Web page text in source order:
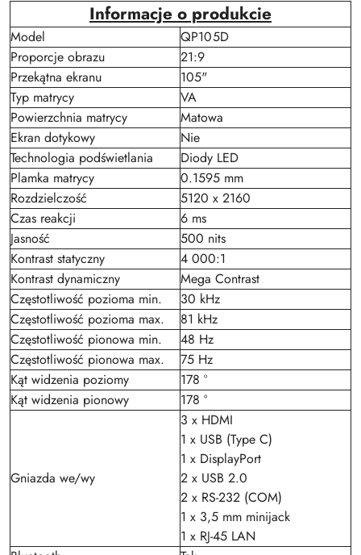
Informacje o produkcie
Model
QP105D
Proporcje obrazu
21:9
Przekątna ekranu
105"
Typ matrycy
VA
Powierzchnia matrycy
Matowa
Ekran dotykowy
Nie
Technologia podświetlania
Diody LED
Plamka matrycy
0.1595 mm
Rozdzielczość
5120 x 2160
Czas reakcji
6 ms
Jasność
500 nits
Kontrast statyczny
4 000:1
Kontrast dynamiczny
Mega Contrast
Częstotliwość pozioma min.
30 kHz
Częstotliwość pozioma max.
81 kHz
Częstotliwość pionowa min.
48 Hz
Częstotliwość pionowa max.
75 Hz
Kąt widzenia poziomy
178 °
Kąt widzenia pionowy
178 °
Gniazda we/wy
3 x HDMI
1 x USB (Type C)
1 x DisplayPort
2 x USB 2.0
2 x RS-232 (COM)
1 x 3,5 mm minijack
1 x RJ-45 LAN